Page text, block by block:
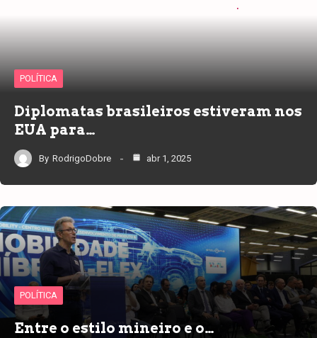
POLÍTICA
Diplomatas brasileiros estiveram nos
EUA para…
By RodrigoDobre abr 1, 2025
POLÍTICA
Entre o estilo mineiro e o…